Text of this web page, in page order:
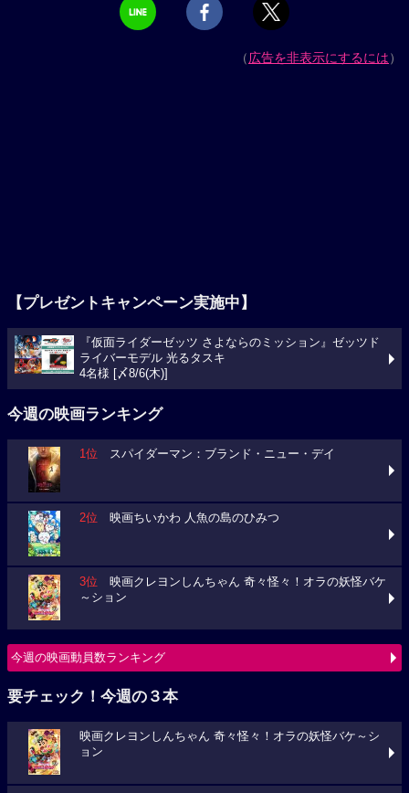
（広告を非表示にするには）
【プレゼントキャンペーン実施中】
『仮面ライダーゼッツ さよならのミッション』ゼッツド
ライバーモデル 光るタスキ
4名様 [〆8/6(木)]
今週の映画ランキング
1位 スパイダーマン：ブランド・ニュー・デイ
2位 映画ちいかわ 人魚の島のひみつ
3位 映画クレヨンしんちゃん 奇々怪々！オラの妖怪バケ
～ション
今週の映画動員数ランキング
要チェック！今週の３本
映画クレヨンしんちゃん 奇々怪々！オラの妖怪バケ～シ
ョン